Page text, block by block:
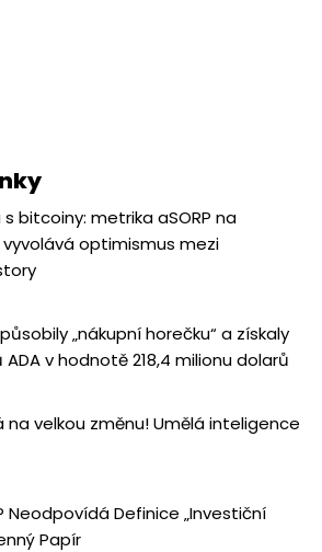
bitcoiny: metrika aSORP na
optimismus mezi
„nákupní horečku“ a získaly
v hodnotě 218,4 milionu dolarů
velkou změnu! Umělá inteligence
Neodpovídá Definice „Investiční
Papír